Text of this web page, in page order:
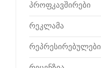
პროფკავშირები
რეკლამა
რეპრესირებულები